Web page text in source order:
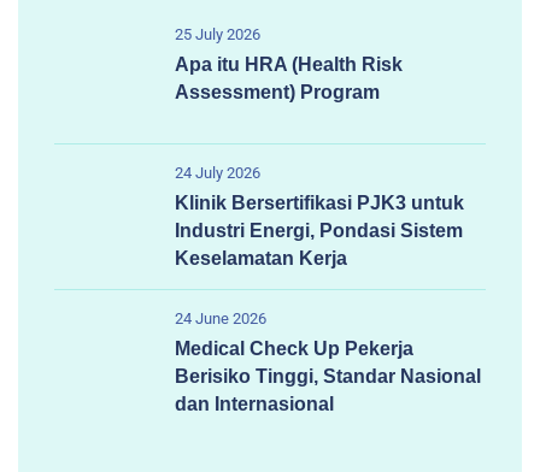
25 July 2026
Apa itu HRA (Health Risk
Assessment) Program
24 July 2026
Klinik Bersertifikasi PJK3 untuk
Industri Energi, Pondasi Sistem
Keselamatan Kerja
24 June 2026
Medical Check Up Pekerja
Berisiko Tinggi, Standar Nasional
dan Internasional